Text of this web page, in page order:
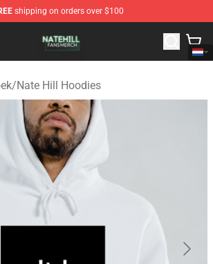
shipping on orders over $100
- Official Nate Hill Merchandise Store
/Nate Hill Hoodies